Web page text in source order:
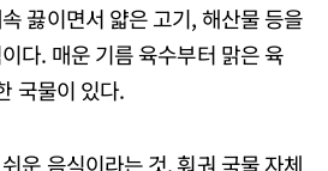
끓이면서 얇은 고기, 해산물 등을
다. 매운 기름 육수부터 맑은 육
국물이 있다.
운 음식이라는 것. 훠궈 국물 자체